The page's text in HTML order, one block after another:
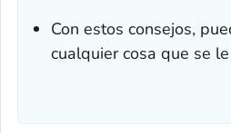
Con estos consejos,
cualquier cosa que se